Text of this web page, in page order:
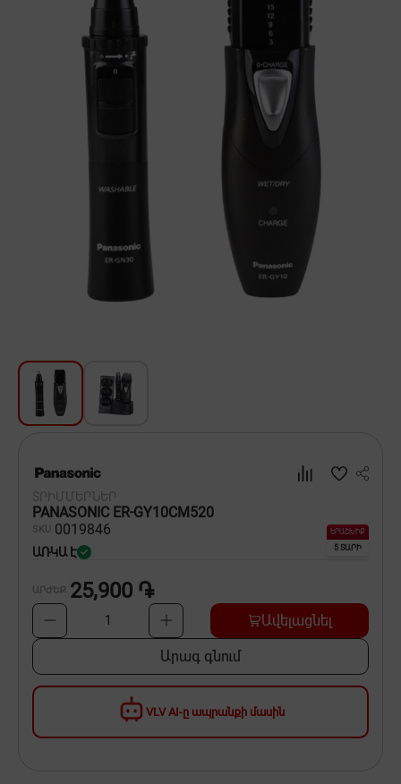
Խոհանոցի համար
Ավտոմեքենաների աուդիոտեխնիկա
Տեքստիլ
Սպասք
Ինքնագնացներ և ինքնագլորներ
VLV AI-ը ապրանքի մասին
ՏՐԻՄՄԵՐՆԵՐ
PANASONIC ER-GY10CM520
SKU 0019846
ԱՌԿԱ Է
ԵՐԱՇԽԻՔ
5 ՏԱՐԻ
ԱՐԺԵՔ 25,900 ֏
1 Ավելացնել
Արագ գնում